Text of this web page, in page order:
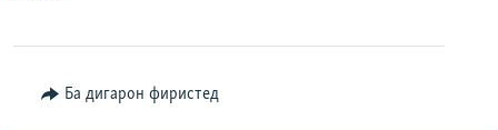
Ба дигарон фиристед